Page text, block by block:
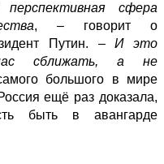
сфера
, – говорит о
Путин. –И это
нас сближать, а не
большого в мире
ещё раз доказала,
быть в авангарде